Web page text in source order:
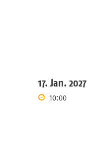
17. Jan. 2027
10:00